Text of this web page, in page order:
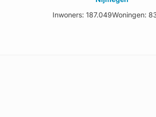
Inwoners: 187.049Woningen: